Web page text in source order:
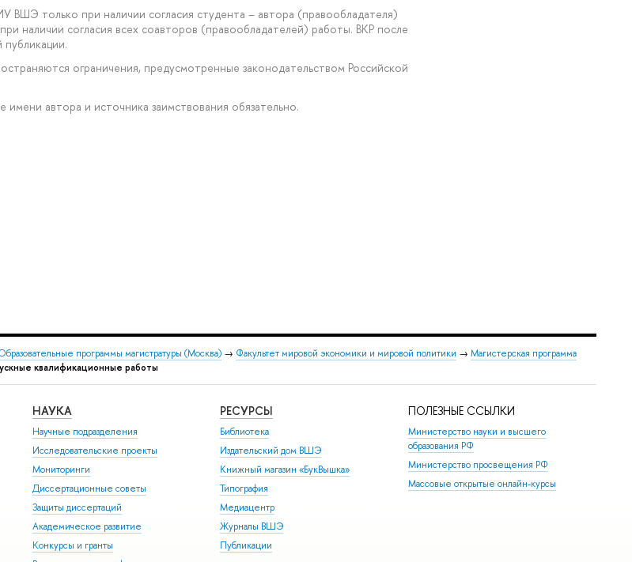
только при наличии согласия студента – автора (правообладателя)
наличии согласия всех соавторов (правообладателей) работы. ВКР после
ограничения, предусмотренные законодательством Российской
имени автора и источника заимствования обязательно.
программы магистратуры (Москва) → Факультет мировой экономики и мировой политики → Магистерская программа
квалификационные работы
НАУКА
Научные подразделения
Исследовательские проекты
Мониторинги
Диссертационные советы
Защиты диссертаций
Академическое развитие
Конкурсы и гранты
РЕСУРСЫ
Библиотека
Издательский дом ВШЭ
Книжный магазин «БукВышка»
Типография
Медиацентр
Журналы ВШЭ
Публикации
ПОЛЕЗНЫЕ ССЫЛКИ
Министерство науки и высшего
образования РФ
Министерство просвещения РФ
Массовые открытые онлайн-курсы